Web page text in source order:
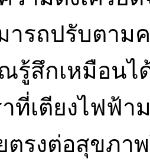
ารถปรับตาม
รู้สึกเหมือน
ที่เตียงไฟฟ้
ตรงต่อสุขภ